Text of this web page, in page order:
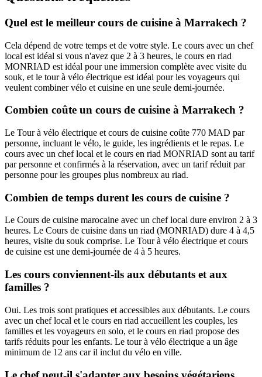
Quel est le meilleur cours de cuisine à Marrakech ?
Cela dépend de votre temps et de votre style. Le cours avec un chef
local est idéal si vous n'avez que 2 à 3 heures, le cours en riad
MONRIAD est idéal pour une immersion complète avec visite du
souk, et le tour à vélo électrique est idéal pour les voyageurs qui
veulent combiner vélo et cuisine en une seule demi-journée.
Combien coûte un cours de cuisine à Marrakech ?
Le Tour à vélo électrique et cours de cuisine coûte 770 MAD par
personne, incluant le vélo, le guide, les ingrédients et le repas. Le
cours avec un chef local et le cours en riad MONRIAD sont au tarif
par personne et confirmés à la réservation, avec un tarif réduit par
personne pour les groupes plus nombreux au riad.
Combien de temps durent les cours de cuisine ?
Le Cours de cuisine marocaine avec un chef local dure environ 2 à 3
heures. Le Cours de cuisine dans un riad (MONRIAD) dure 4 à 4,5
heures, visite du souk comprise. Le Tour à vélo électrique et cours
de cuisine est une demi-journée de 4 à 5 heures.
Les cours conviennent-ils aux débutants et aux
familles ?
Oui. Les trois sont pratiques et accessibles aux débutants. Le cours
avec un chef local et le cours en riad accueillent les couples, les
familles et les voyageurs en solo, et le cours en riad propose des
tarifs réduits pour les enfants. Le tour à vélo électrique a un âge
minimum de 12 ans car il inclut du vélo en ville.